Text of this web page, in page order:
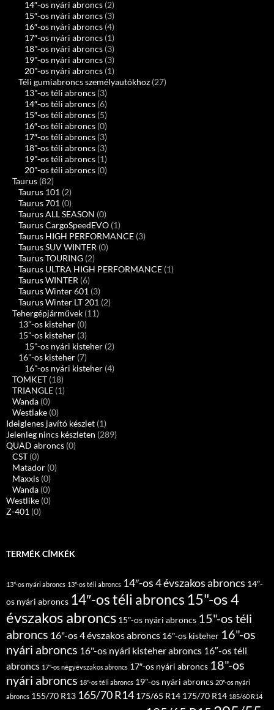
14″-os nyári abroncs (2)
15″-os nyári abroncs (3)
16″-os nyári abroncs (4)
17″-os nyári abroncs (1)
18"-os nyári abroncs (3)
19"-os nyári abroncs (3)
20"-os nyári abroncs (1)
Téli gumiabroncs személyautókhoz (27)
13"-os téli abroncs (3)
14″-os téli abroncs (6)
15″-os téli abroncs (5)
16″-os téli abroncs (0)
17″-os téli abroncs (3)
18"-os téli abroncs (3)
19"-os téli abroncs (1)
20"-os téli abroncs (0)
Taurus (82)
Taurus 101 (2)
Taurus 701 (0)
Taurus ALL SEASON (0)
Taurus CargoSpeedEVO (1)
Taurus HIGH PERFORMANCE (3)
Taurus SUV WINTER (0)
Taurus TOURING (2)
Taurus ULTRA HIGH PERFORMANCE (1)
Taurus WINTER (6)
Taurus Winter 601 (3)
Taurus Winter LT 201 (2)
Tehergépjárművek (11)
13"-os kisteher (0)
15"-os kisteher (3)
15"-os nyári kisteher (2)
16"-os kisteher (7)
16"-os nyári kisteher (4)
TOMKET (18)
TRIANGLE (1)
Wanda (0)
Westlake (0)
Ideiglenes javító készlet (1)
Jelenleg nincs készleten (289)
QUAD abroncs (0)
CST (0)
Matador (0)
Maxxis (0)
Wanda (0)
Westlike (0)
Z-401 (0)
TERMÉK CÍMKÉK
13"-os nyári abroncs 13"-os téli abroncs 14″-os 4 évszakos abroncs 14″-
os nyári abroncs 14″-os téli abroncs 15"-os 4
évszakos abroncs 15"-os nyári abroncs 15"-os téli
abroncs 16"-os 4 évszakos abroncs 16"-os kisteher 16"-os
nyári abroncs 16"-os nyári kisteher abroncs 16″-os téli
abroncs 17"-os négyévszakos abroncs 17″-os nyári abroncs 18"-os
nyári abroncs 18"-os téli abroncs 19"-os nyári abroncs 20"-os nyári
abroncs 155/70 R13 165/70 R14 175/65 R14 175/70 R14 185/60 R14